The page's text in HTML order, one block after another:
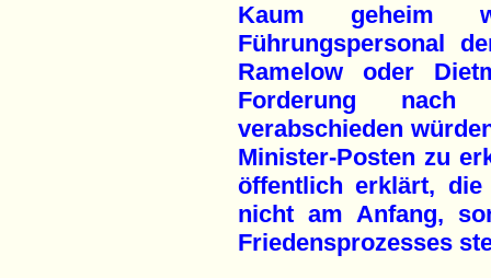
Kaum geheim
Führungspersonal
Ramelow oder
Forderung nach
verabschieden
Minister-Posten zu
öffentlich erklärt, die
nicht am Anfang,
Friedensprozesses